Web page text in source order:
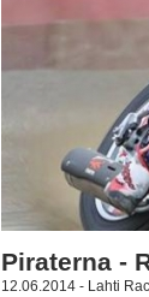
Piraterna -
12.06.2014 - Lahti